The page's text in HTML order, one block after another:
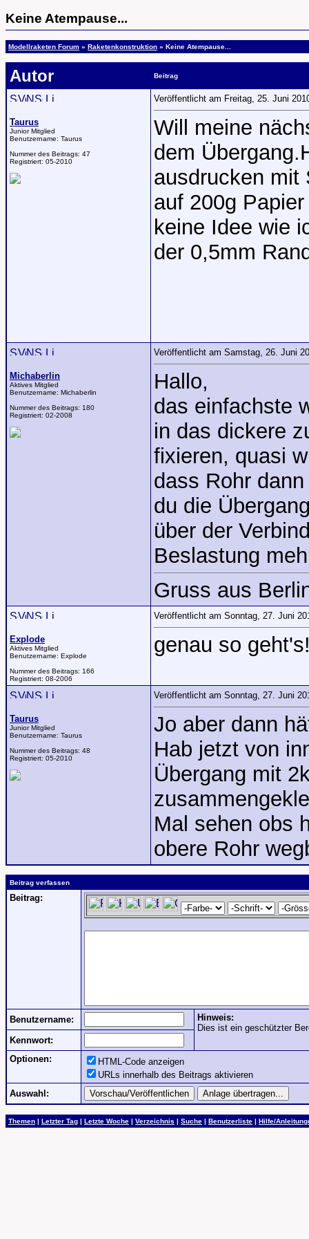
Keine Atempause...
Modellraketen Forum » Raketenkonstruktion » Keine Atempause...
Autor Beitrag
Taurus
Junior Mitglied
Benutzername: Taurus
Nummer des Beitrags: 47
Registriert: 05-2010
Veröffentlicht am Freitag, 25. Juni
Will meine
dem
ausdrucken mit
auf 200g
keine Idee wie
der 0,5mm
Michaberlin
Aktives Mitglied
Benutzername: Michaberlin
Nummer des Beitrags: 180
Registriert: 02-2008
Veröffentlicht am Samstag, 26. Juni
Hallo,
das einfachste
in das dickere
fixieren, quasi
dass Rohr
du die
über der
Beslastung
Gruss aus
Explode
Aktives Mitglied
Benutzername: Explode
Nummer des Beitrags: 166
Registriert: 08-2006
Veröffentlicht am Sonntag, 27. Juni
genau so
Taurus
Junior Mitglied
Benutzername: Taurus
Nummer des Beitrags: 48
Registriert: 05-2010
Veröffentlicht am Sonntag, 27. Juni
Jo aber dann
Hab jetzt von
Übergang mit
Mal sehen obs
obere Rohr
Beitrag verfassen
Beitrag:
Benutzername:
Hinweis:
Dies ist ein geschützter
Kennwort:
Optionen:
HTML-Code anzeigen
URLs innerhalb des Beitrags aktivieren
Auswahl:
Themen | Letzter Tag | Letzte Woche | Verzeichnis | Suche | Benutzerliste | Hilfe/